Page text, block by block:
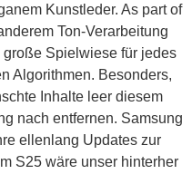
Kunstleder. As part of
Ton-Verarbeitung
Spielwiese für jedes
Algorithmen. Besonders,
Inhalte leer diesem
nach entfernen. Samsung
ellenlang Updates zur
S25 wäre unser hinterher